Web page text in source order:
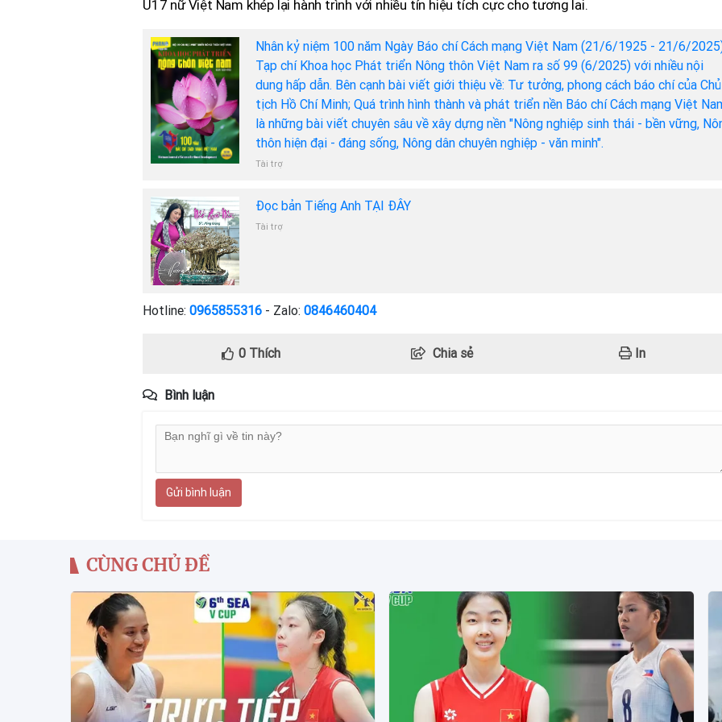
U17 nữ Việt Nam khép lại hành trình với nhiều tín hiệu tích cực cho tương lai.
Nhân kỷ niệm 100 năm Ngày Báo chí Cách mạng Việt Nam (21/6/1925 - 21/6/
Tạp chí Khoa học Phát triển Nông thôn Việt Nam ra số 99 (6/2025) với nhiều nội
dung hấp dẫn. Bên cạnh bài viết giới thiệu về: Tư tưởng, phong cách báo chí của Chủ
tịch Hồ Chí Minh; Quá trình hình thành và phát triển nền Báo chí Cách mạng Việt
là những bài viết chuyên sâu về xây dựng nền "Nông nghiệp sinh thái - bền vững,
thôn hiện đại - đáng sống, Nông dân chuyên nghiệp - văn minh".
Tài trợ
Đọc bản Tiếng Anh TẠI ĐÂY
Tài trợ
Hotline: 0965855316 - Zalo: 0846460404
0Thích Chia sẻ In
Bình luận
Gửi bình luận
CÙNG CHỦ ĐỀ